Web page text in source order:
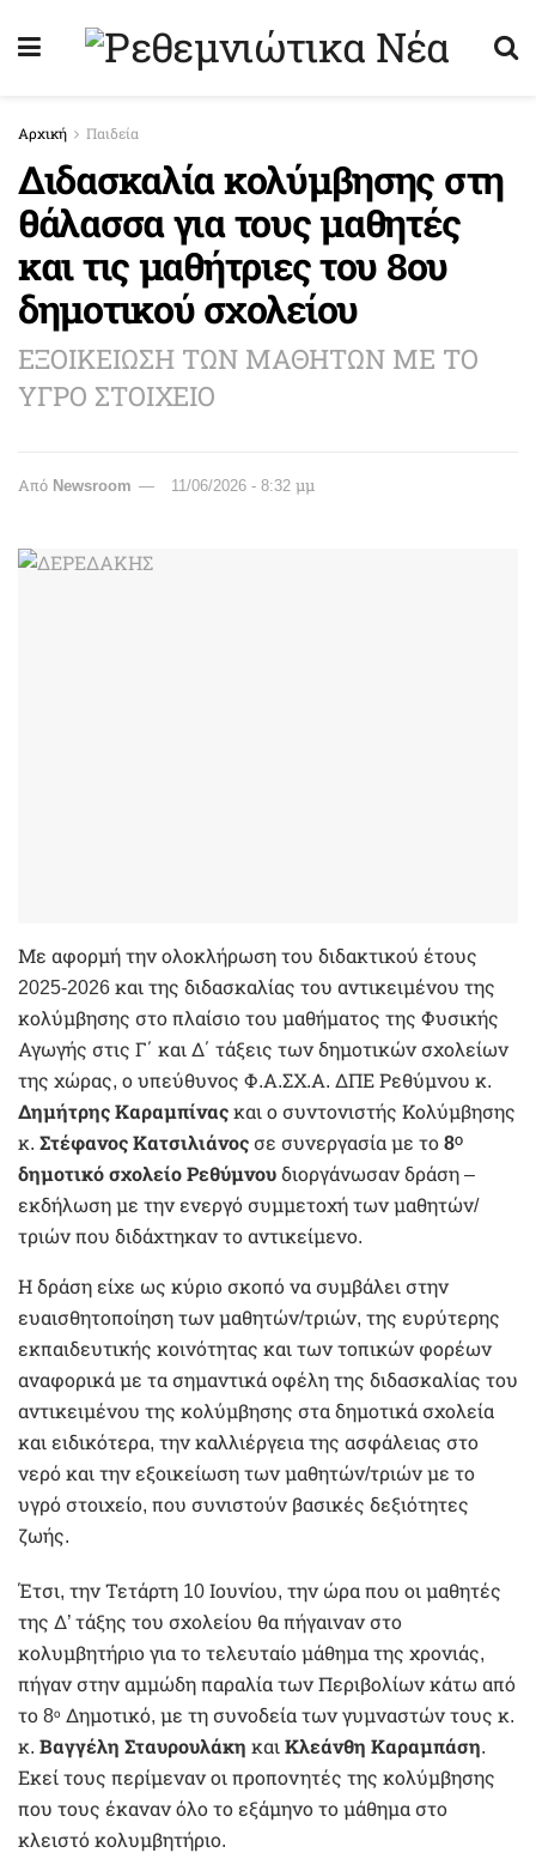
Αρχική Παιδεία
Διδασκαλία κολύμβησης στη
θάλασσα για τους μαθητές
και τις μαθήτριες του 8ου
δημοτικού σχολείου
ΕΞΟΙΚΕΙΩΣΗ ΤΩΝ ΜΑΘΗΤΩΝ ΜΕ ΤΟ
ΥΓΡΟ ΣΤΟΙΧΕΙΟ
Από Newsroom 11/06/2026 - 8:32 μμ
Με αφορμή την ολοκλήρωση του διδακτικού έτους
2025-2026 και της διδασκαλίας του αντικειμένου της
κολύμβησης στο πλαίσιο του μαθήματος της Φυσικής
Αγωγής στις Γ΄ και Δ΄ τάξεις των δημοτικών σχολείων
της χώρας, ο υπεύθυνος Φ.Α.ΣΧ.Α. ΔΠΕ Ρεθύμνου κ.
Δημήτρης Καραμπίνας και ο συντονιστής Κολύμβησης
κ. Στέφανος Κατσιλιάνος σε συνεργασία με το 8Ο
δημοτικό σχολείο Ρεθύμνου διοργάνωσαν δράση –
εκδήλωση με την ενεργό συμμετοχή των μαθητών/
τριών που διδάχτηκαν το αντικείμενο.
Η δράση είχε ως κύριο σκοπό να συμβάλει στην
ευαισθητοποίηση των μαθητών/τριών, της ευρύτερης
εκπαιδευτικής κοινότητας και των τοπικών φορέων
αναφορικά με τα σημαντικά οφέλη της διδασκαλίας του
αντικειμένου της κολύμβησης στα δημοτικά σχολεία
και ειδικότερα, την καλλιέργεια της ασφάλειας στο
νερό και την εξοικείωση των μαθητών/τριών με το
υγρό στοιχείο, που συνιστούν βασικές δεξιότητες
ζωής.
Έτσι, την Τετάρτη 10 Ιουνίου, την ώρα που οι μαθητές
της Δ’ τάξης του σχολείου θα πήγαιναν στο
κολυμβητήριο για το τελευταίο μάθημα της χρονιάς,
πήγαν στην αμμώδη παραλία των Περιβολίων κάτω από
το 8ο Δημοτικό, με τη συνοδεία των γυμναστών τους κ.
κ. Βαγγέλη Σταυρουλάκη και Κλεάνθη Καραμπάση.
Εκεί τους περίμεναν οι προπονητές της κολύμβησης
που τους έκαναν όλο το εξάμηνο το μάθημα στο
κλειστό κολυμβητήριο.